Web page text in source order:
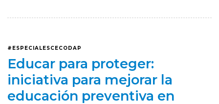
#ESPECIALESCECODAP
Educar para proteger:
iniciativa para mejorar la
educación preventiva en